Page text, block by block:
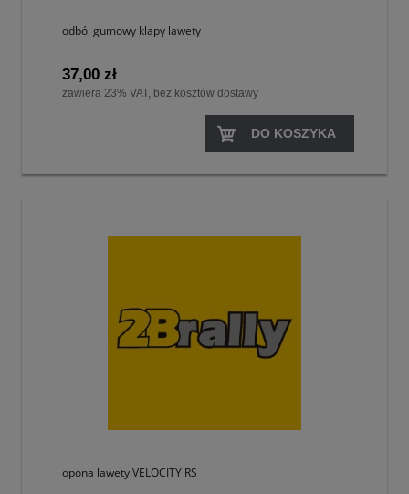
odbój gumowy klapy lawety
37,00 zł
zawiera 23% VAT, bez kosztów dostawy
DO KOSZYKA
opona lawety VELOCITY RS